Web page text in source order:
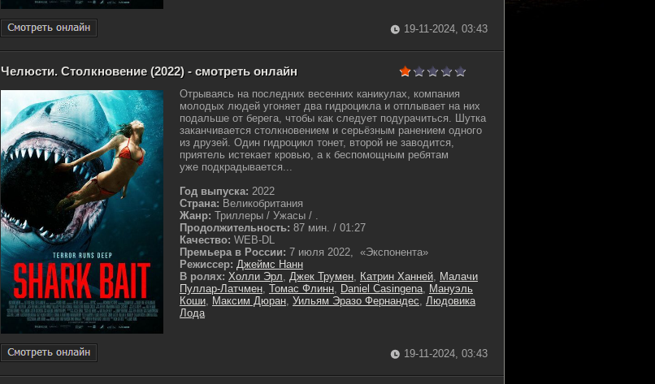
19-11-2024, 03:43
Челюсти. Столкновение (2022) - смотреть онлайн
Отрываясь на последних весенних каникулах, компания
молодых людей угоняет два гидроцикла и отплывает на них
подальше от берега, чтобы как следует подурачиться. Шутка
заканчивается столкновением и серьёзным ранением одного
из друзей. Один гидроцикл тонет, второй не заводится,
приятель истекает кровью, а к беспомощным ребятам
уже подкрадывается...
Год выпуска: 2022
Страна: Великобритания
Жанр: Триллеры / Ужасы / .
Продолжительность: 87 мин. / 01:27
Качество: WEB-DL
Премьера в России: 7 июля 2022, «Экспонента»
Режиссер: Джеймс Нанн
В ролях: Холли Эрл, Джек Трумен, Катрин Ханней, Малачи
Пуллар-Латчмен, Томас Флинн, Daniel Casingena, Мануэль
Коши, Максим Дюран, Уильям Эразо Фернандес, Людовика
Лода
19-11-2024, 03:43